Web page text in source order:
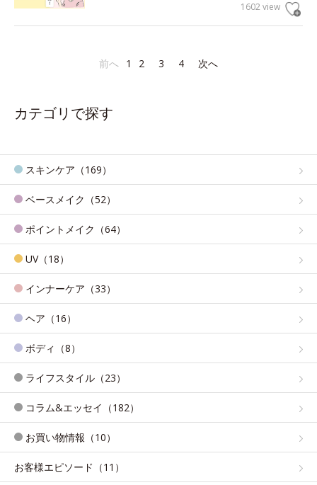
1602 view
前へ 1 2 3 4 次へ
カテゴリで探す
スキンケア（169）
ベースメイク（52）
ポイントメイク（64）
UV（18）
インナーケア（33）
ヘア（16）
ボディ（8）
ライフスタイル（23）
コラム&エッセイ（182）
お買い物情報（10）
お客様エピソード（11）